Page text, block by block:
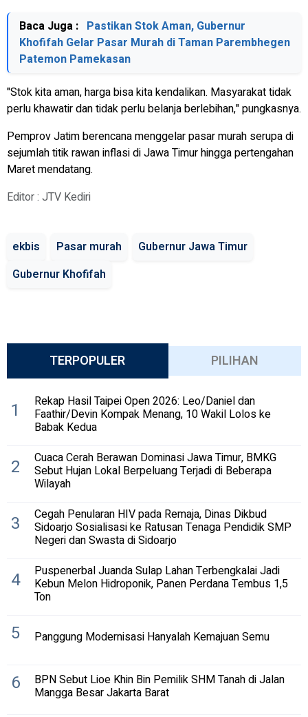
Baca Juga : Pastikan Stok Aman, Gubernur
Khofifah Gelar Pasar Murah di Taman Parembhegen
Patemon Pamekasan
"Stok kita aman, harga bisa kita kendalikan. Masyarakat tidak
perlu khawatir dan tidak perlu belanja berlebihan," pungkasnya.
Pemprov Jatim berencana menggelar pasar murah serupa di
sejumlah titik rawan inflasi di Jawa Timur hingga pertengahan
Maret mendatang.
Editor : JTV Kediri
ekbis Pasar murah
Gubernur Jawa Timur
Gubernur Khofifah
TERPOPULER PILIHAN
1 Rekap Hasil Taipei Open 2026: Leo/Daniel dan
Faathir/Devin Kompak Menang, 10 Wakil Lolos ke
Babak Kedua
2 Cuaca Cerah Berawan Dominasi Jawa Timur, BMKG
Sebut Hujan Lokal Berpeluang Terjadi di Beberapa
Wilayah
3 Cegah Penularan HIV pada Remaja, Dinas Dikbud
Sidoarjo Sosialisasi ke Ratusan Tenaga Pendidik SMP
Negeri dan Swasta di Sidoarjo
4 Puspenerbal Juanda Sulap Lahan Terbengkalai Jadi
Kebun Melon Hidroponik, Panen Perdana Tembus 1,5
Ton
5 Panggung Modernisasi Hanyalah Kemajuan Semu
6 BPN Sebut Lioe Khin Bin Pemilik SHM Tanah di Jalan
Mangga Besar Jakarta Barat